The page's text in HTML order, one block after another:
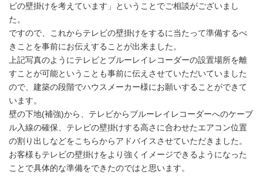
ビの壁掛けを考えています」ということでご相談がございまし
た。
ですので、これからテレビの壁掛けをするに当たって準備するべ
きことを事前にお伝えすることが出来ました。
上記写真のようにテレビとブルーレイレコーダーの設置場所を離
すことが可能ということも事前に伝えさせていただいていました
ので、建築の段階でハウスメーカー様にお願いすることができて
います。
壁の下地(補強)から、テレビからブルーレイレコーダーへのケーブ
ル入線の確保、テレビの壁掛けする高さに合わせたエアコン位置
の割り出しなどをこちらからアドバイスさせていただきました。
お客様もテレビの壁掛けをより強くイメージできるようになった
ことで具体的な準備をできたのではと思います。